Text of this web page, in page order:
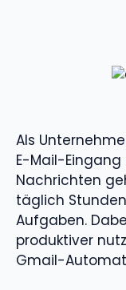
Als
E-Mail-
Nachrichten
täglich
Aufgaben.
produktiver
Gmail-